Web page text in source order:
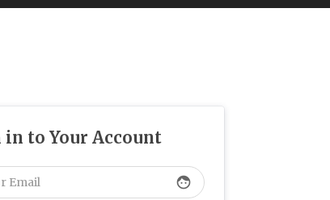
in to Your Account
face